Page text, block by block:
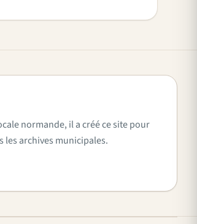
normande, il a créé ce site pour
archives municipales.